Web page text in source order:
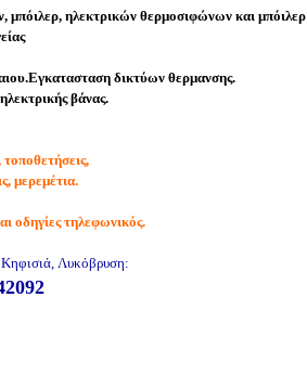
ηλεκτρικών θερμοσιφώνων και μπόιλερ
δικτύων θερμανσης.
ηλεκτρικήςβάνας.
τοποθετήσεις,
, μερεμέτια.
οδηγίες τηλεφωνικός.
Κηφισιά, Λυκόβρυση: